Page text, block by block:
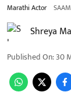
Marathi Actor
Shreya
Published On:30